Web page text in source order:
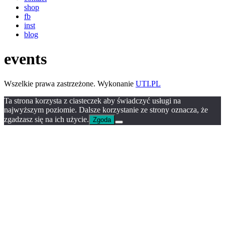
shop
fb
inst
blog
events
Wszelkie prawa zastrzeżone. Wykonanie UTI.PL
Ta strona korzysta z ciasteczek aby świadczyć usługi na
najwyższym poziomie. Dalsze korzystanie ze strony oznacza, że
zgadzasz się na ich użycie. Zgoda